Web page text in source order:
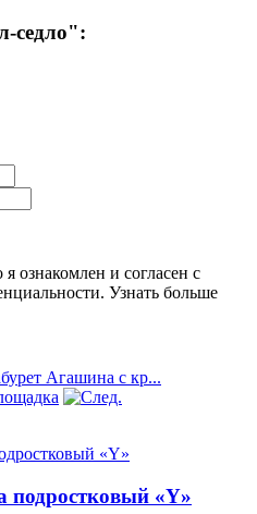
седло":
ознакомлен и согласен с
Узнать больше
Агашина с кр...
«Y»